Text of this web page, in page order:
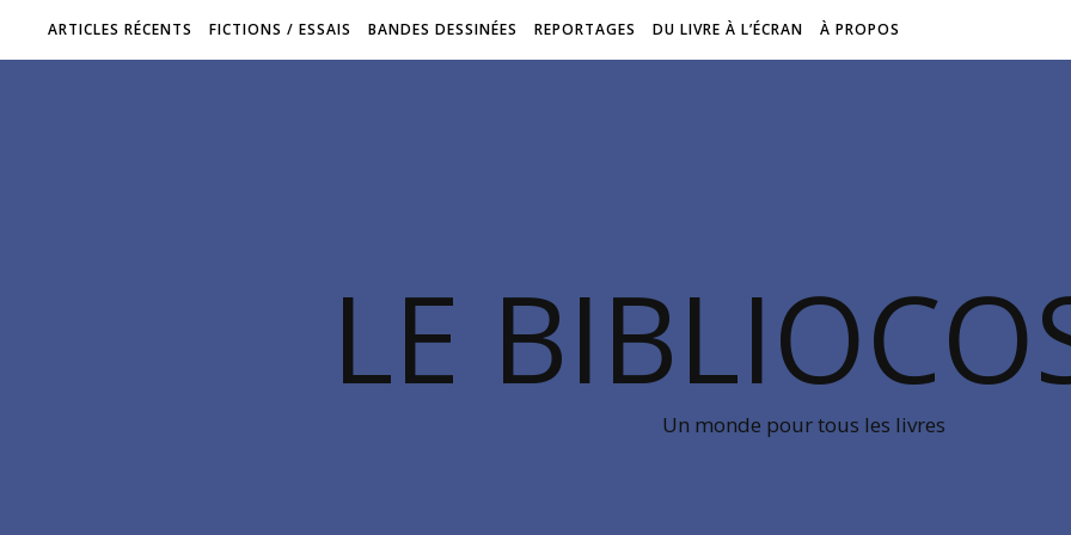
ARTICLES RÉCENTS FICTIONS / ESSAIS BANDES DESSINÉES REPORTAGES DU LIVRE À L’ÉCRAN À PROPOS
LE
Un monde pour tous les livres